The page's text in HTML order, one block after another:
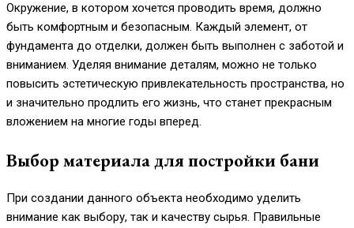
Окружение, в котором хочется проводить время, должно
быть комфортным и безопасным. Каждый элемент, от
фундамента до отделки, должен быть выполнен с заботой и
вниманием. Уделяя внимание деталям, можно не только
повысить эстетическую привлекательность пространства, но
и значительно продлить его жизнь, что станет прекрасным
вложением на многие годы вперед.
Выбор материала для постройки бани
При создании данного объекта необходимо уделить
внимание как выбору, так и качеству сырья. Правильные